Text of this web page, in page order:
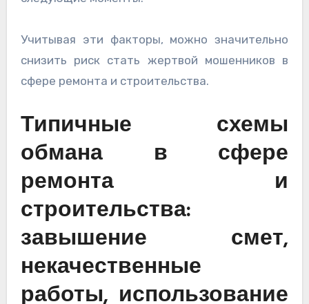
Учитывая эти факторы, можно значительно
снизить риск стать жертвой мошенников в
сфере ремонта и строительства.
Типичные схемы
обмана в сфере
ремонта и
строительства:
завышение смет,
некачественные
работы, использование